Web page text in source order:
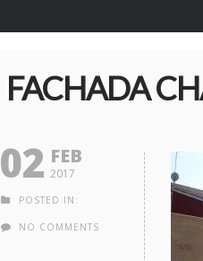
FACHADA
02 FEB
2017
POSTED IN:
NO COMMENTS